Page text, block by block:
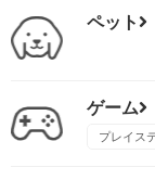
ペット
ゲーム
プレイス